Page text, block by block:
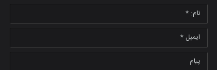
نام: *
ایمیل *
پیام